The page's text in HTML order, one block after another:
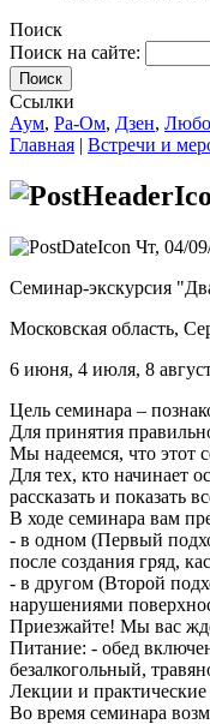
Поиск
Поиск на сайте:
Поиск
Ссылки
Аум, Ра-Ом, Дзен,
Главная | Встречи и
Чт, 04/
Семинар-экскурсия
Московская область,
6 июня, 4 июля, 8
Цель семинара –
Для принятия
Мы надеемся, что этот
Для тех, кто начинает
рассказать и показать
В ходе семинара вам
- в одном (Первый
после создания гряд,
- в другом (Второй
нарушениями
Приезжайте! Мы вас
Питание: - обед
безалкогольный,
Лекции и практические
Во время семинара